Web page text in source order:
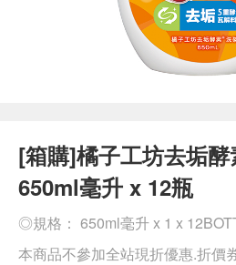
[箱購]橘子工坊去垢
650ml毫升 x 12瓶
◎規格： 650ml毫升 x 1 x
本商品不參加全站現折優惠.折價